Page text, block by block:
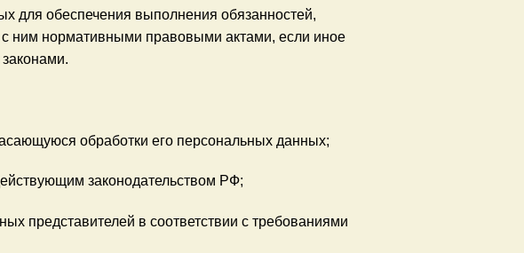
для обеспечения выполнения обязанностей,
ним нормативными правовыми актами, если иное
обработки его персональных данных;
законодательством РФ;
представителей в соответствии с требованиями